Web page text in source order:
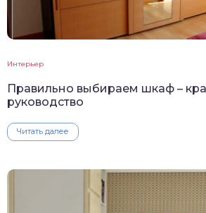
Интерьер
Правильно выбираем шкаф –
руководство
Читать далее